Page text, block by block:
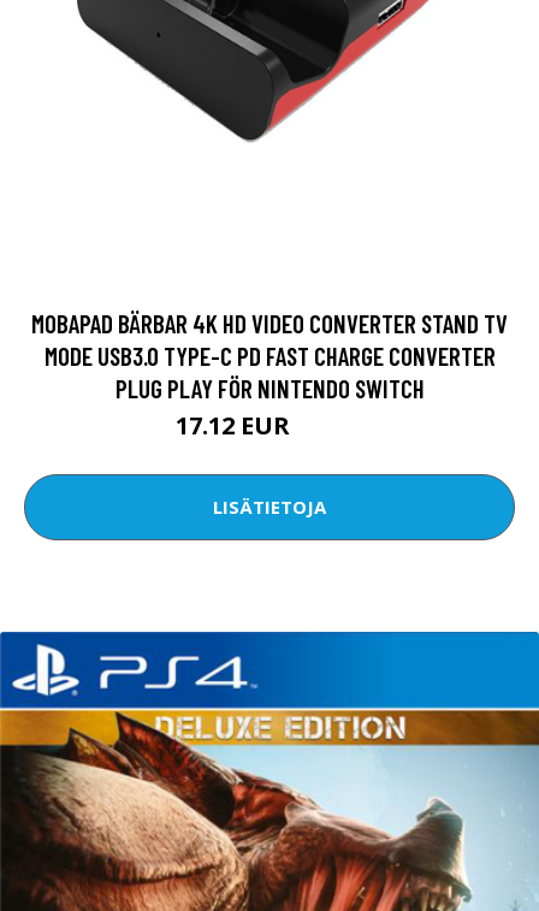
MOBAPAD BÄRBAR 4K HD VIDEO CONVERTER STAND TV
MODE USB3.0 TYPE-C PD FAST CHARGE CONVERTER
PLUG PLAY FÖR NINTENDO SWITCH
17.12 EUR
LISÄTIETOJA